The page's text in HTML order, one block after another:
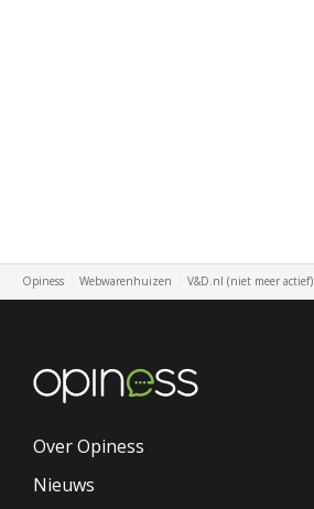
Opiness Webwarenhuizen V&D.nl (niet meer actief)
Over Opiness
Nieuws